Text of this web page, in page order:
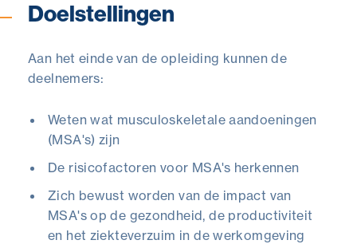
Doelstellingen
Aan het einde van de opleiding kunnen de
deelnemers:
Weten wat musculoskeletale aandoeningen
(MSA's) zijn
De risicofactoren voor MSA's herkennen
Zich bewust worden van de impact van
MSA's op de gezondheid, de productiviteit
en het ziekteverzuim in de werkomgeving